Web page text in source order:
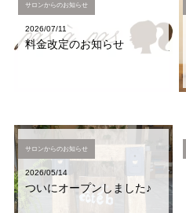
サロンからのお知らせ
2026/07/11
料金改定のお知らせ
サロンからのお知らせ
2026/05/14
ついにオープンしました♪